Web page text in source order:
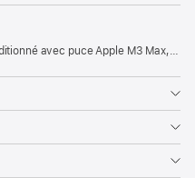
M3 Max, CPU 14 cœurs et GPU 30 cœurs - Argent